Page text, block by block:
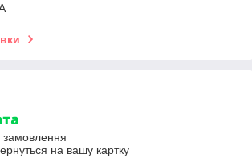
замовлення
на вашу картку